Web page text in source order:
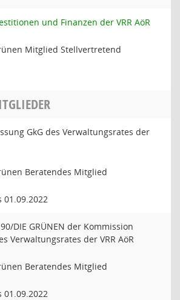
und Finanzen der VRR AöR
Mitglied Stellvertretend
GkG des Verwaltungsrates der
Beratendes Mitglied
01.09.2022
DIE GRÜNEN der Kommission
Verwaltungsrates der VRR AöR
Beratendes Mitglied
01.09.2022